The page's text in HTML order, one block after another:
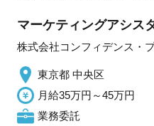
マーケティングアシス
株式会社コンフィデンス・
東京都 中央区
月給35万円～45万円
業務委託